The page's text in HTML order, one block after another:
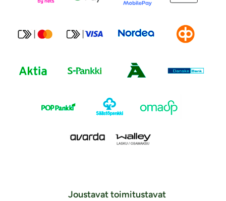
Joustavat toimitustavat